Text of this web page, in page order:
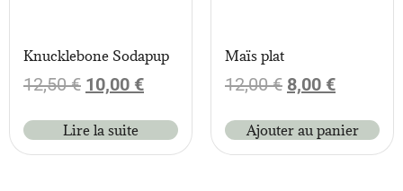
Knucklebone Sodapup
12,50€ 10,00 €
Lire la suite
Maïs plat
12,00€ 8,00 €
Ajouter au panier